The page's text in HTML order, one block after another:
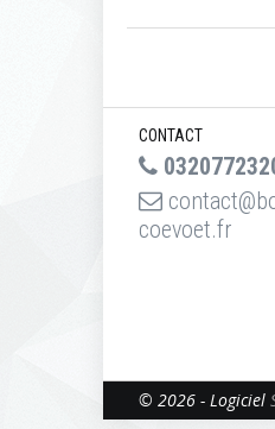
CONTACT
coevoet.fr
© 2026 - Logiciel